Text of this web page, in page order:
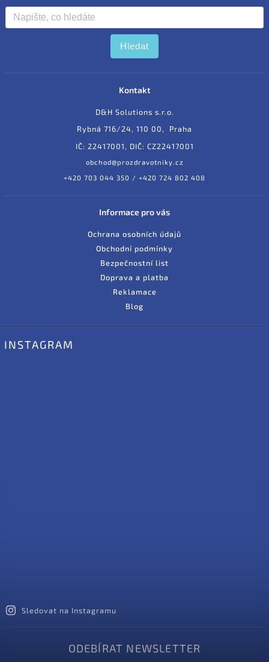
Hledat
Kontakt
D&H Solutions s.r.o.
Rybná 716/24, 110 00, Praha
IČ: 22417001, DIČ: CZ22417001
obchod@prozdravotniky.cz
+420 703 044 350 / +420 724 802 408
Informace pro vás
Ochrana osobních údajů
Obchodní podmínky
Bezpečnostní list
Doprava a platba
Reklamace
Blog
INSTAGRAM
Sledovat na Instagramu
ODEBÍRAT NEWSLETTER